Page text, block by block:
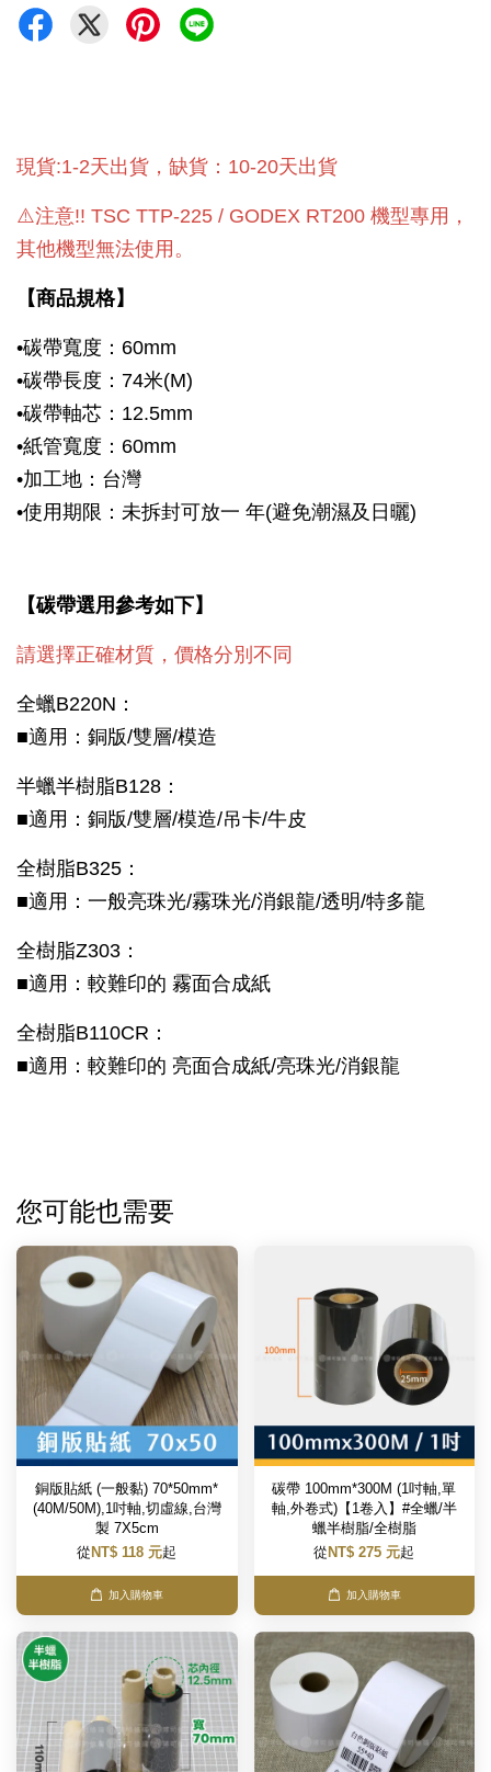
現貨:1-2天出貨，缺貨：10-20天出貨
⚠️注意!! TSC TTP-225 / GODEX RT200 機型專用，
其他機型無法使用。
【商品規格】
•碳帶寬度：60mm
•碳帶長度：74米(M)
•碳帶軸芯：12.5mm
•紙管寬度：60mm
•加工地：台灣
•使用期限：未拆封可放一 年(避免潮濕及日曬)
【碳帶選用參考如下】
請選擇正確材質，價格分別不同
全蠟B220N：
■適用：銅版/雙層/模造
半蠟半樹脂B128 ：
■適用： 銅版/雙層/模造/吊卡/牛皮
全樹脂B325：
■適用： 一般亮珠光/霧珠光/消銀龍/透明/特多龍
全樹脂Z303：
■適用： 較難印的 霧面合成紙
全樹脂B110CR：
■適用： 較難印的 亮面合成紙/亮珠光/消銀龍
您可能也需要
銅版貼紙 (一般黏) 70*50mm*
(40M/50M),1吋軸,切虛線,台灣
製 7X5cm
從 NT$ 118 元起
加入購物車
碳帶 100mm*300M (1吋軸,單
軸,外卷式)【1卷入】#全蠟/半
蠟半樹脂/全樹脂
從 NT$ 275 元起
加入購物車